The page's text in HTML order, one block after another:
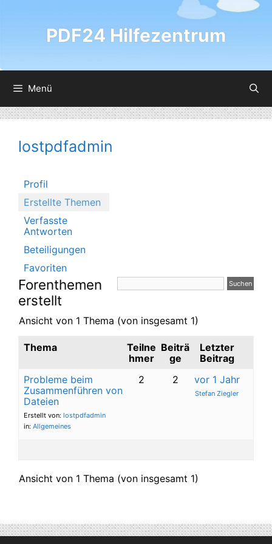
PDF24 Hilfezentrum
Menü
lostpdfadmin
Profil
Erstellte Themen
Verfasste
Antworten
Beteiligungen
Favoriten
Forenthemen
erstellt
Ansicht von 1 Thema (von insgesamt 1)
Thema
Teilne
hmer
Beiträ
ge
Letzter
Beitrag
Probleme beim
Zusammenführen von
Dateien
Erstellt von: lostpdfadmin
in: Allgemeines
2 2 vor 1 Jahr
Stefan Ziegler
Ansicht von 1 Thema (von insgesamt 1)